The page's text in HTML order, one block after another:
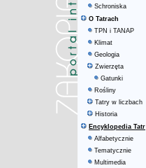
Schroniska
O Tatrach
TPN i TANAP
Klimat
Geologia
Zwierzęta
Gatunki
Rośliny
Tatry w liczbach
Historia
Encyklopedia Tatr
Alfabetycznie
Tematycznie
Multimedia